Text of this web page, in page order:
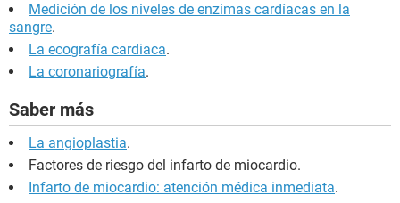
Medición de los niveles de enzimas cardíacas en la
sangre.
La ecografía cardiaca.
La coronariografía.
Saber más
La angioplastia.
Factores de riesgo del infarto de miocardio.
Infarto de miocardio: atención médica inmediata.